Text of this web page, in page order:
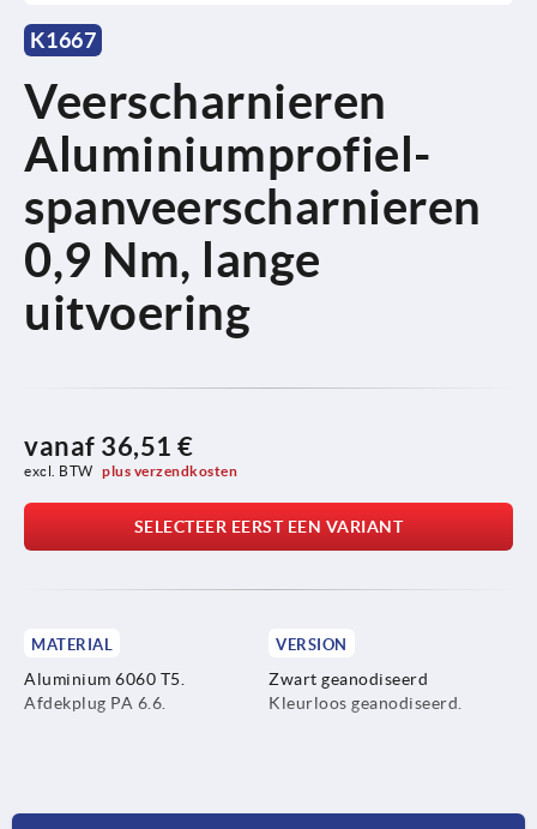
K1667
Veerscharnieren
Aluminiumprofiel-
spanveerscharnieren
0,9 Nm, lange
uitvoering
vanaf 36,51 €
excl. BTW plus verzendkosten
SELECTEER EERST EEN VARIANT
MATERIAL
Aluminium 6060 T5.
Afdekplug PA 6.6.
VERSION
Zwart geanodiseerd
Kleurloos geanodiseerd.